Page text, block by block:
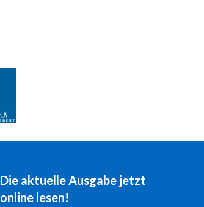
Die aktuelle Ausgabe jetzt
online lesen!